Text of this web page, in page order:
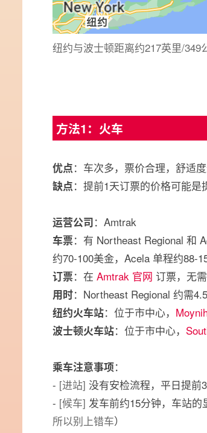
纽约与波士顿距离约217英里/349
方法1：火车
优点：车次多，票价合理，舒适
缺点：提前1天订票的价格可能
运营公司：Amtrak
车票：有 Northeast Regional 和
约70-100美金，Acela 单程约88-
订票：在 Amtrak 官网 订票，无
用时：Northeast Regional 约需
纽约火车站：位于市中心，
波士顿火车站：位于市中心，
乘车注意事项：
- [进站] 没有安检流程，平日提前
- [候车] 发车前约15分钟，车站
所以别上错车）